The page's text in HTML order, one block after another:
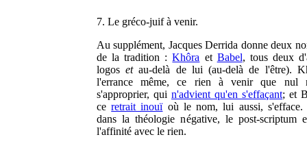
7. Le gréco-juif à venir.
Au supplément, Jacques Derrida donne deux
de la tradition :Khôra et Babel, tous deux
logosetau-delà de lui (au-delà de l'être).
l'errance même, ce rien à venir que nul
s'approprier, qui n'advient qu'en s'effaçant; et
ceretrait inouïoù le nom, lui aussi, s'efface.
dans la théologie négative, le post-scriptum
l'affinité avec le rien.